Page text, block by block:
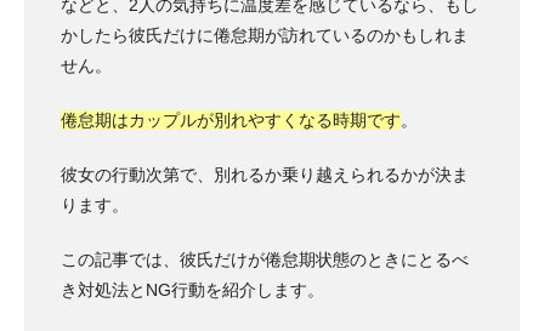
などと、2人の気持ちに温度差を感じているなら、もし
かしたら彼氏だけに倦怠期が訪れているのかもしれま
せん。
倦怠期はカップルが別れやすくなる時期です。
彼女の行動次第で、別れるか乗り越えられるかが決ま
ります。
この記事では、彼氏だけが倦怠期状態のときにとるべ
き対処法とNG行動を紹介します。